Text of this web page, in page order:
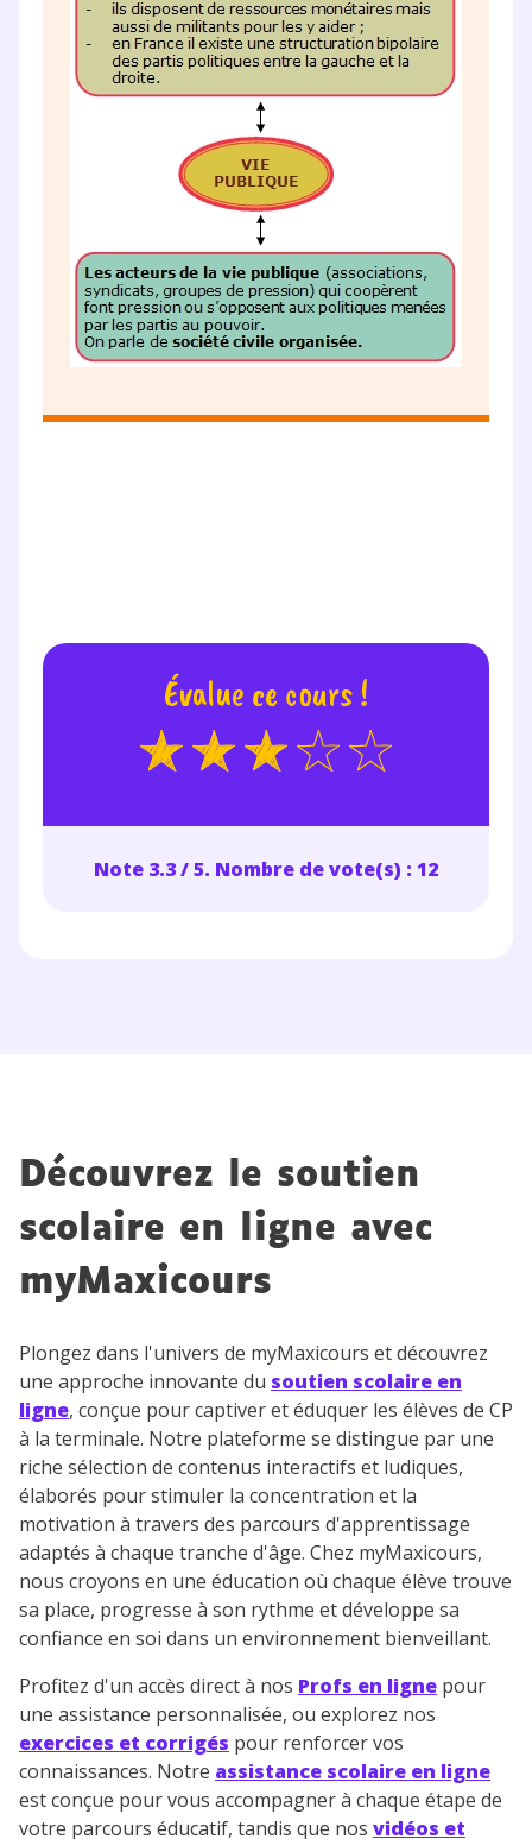
Évalue ce cours !
Note 3.3 / 5. Nombre de vote(s) : 12
Découvrez le soutien
scolaire en ligne avec
myMaxicours
Plongez dans l'univers de myMaxicours et découvrez
une approche innovante du soutien scolaire en
ligne, conçue pour captiver et éduquer les élèves de CP
à la terminale. Notre plateforme se distingue par une
riche sélection de contenus interactifs et ludiques,
élaborés pour stimuler la concentration et la
motivation à travers des parcours d'apprentissage
adaptés à chaque tranche d'âge. Chez myMaxicours,
nous croyons en une éducation où chaque élève trouve
sa place, progresse à son rythme et développe sa
confiance en soi dans un environnement bienveillant.
Profitez d'un accès direct à nos Profs en ligne pour
une assistance personnalisée, ou explorez nos
exercices et corrigés pour renforcer vos
connaissances. Notre assistance scolaire en ligne
est conçue pour vous accompagner à chaque étape de
votre parcours éducatif, tandis que nos vidéos et